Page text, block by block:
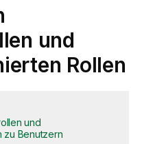
und
Rollen
und
zu Benutzern